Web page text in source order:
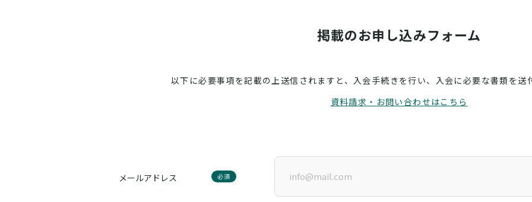
掲載のお申し込みフォーム
以下に必要事項を記載の上送信されますと、入会手続きを行い、入会に必要な書類を送
資料請求・お問い合わせはこちら
メールアドレス 必須